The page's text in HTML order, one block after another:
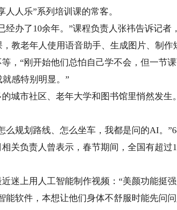
人乐”系列培训课的常客。
办了10余年。”课程负责人张祎告诉记者
教老年人使用语音助手、生成图片、制作
，“刚开始他们总怕自己学不会，但一节
感特别明显。”
市社区、老年大学和图书馆里悄然发生。
规划路线、怎么坐车，我都是问的AI。
关负责人曾表示，春节期间，全国有超过
上用人工智能制作视频：“美颜功能挺
能软件，本想让他们身体不舒服时能先问